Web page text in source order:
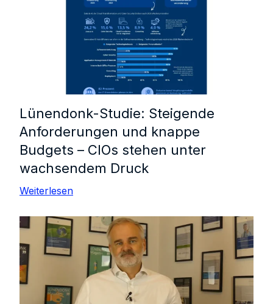
Lünendonk-Studie: Steigende
Anforderungen und knappe
Budgets – CIOs stehen unter
wachsendem Druck
Weiterlesen